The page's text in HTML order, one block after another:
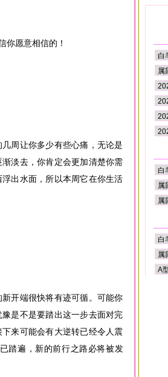
你愿意相信的！
周让你多少有些心痛，无论是
淡去，你肯定会更加清楚你需
出水面，所以本周它在你生活
开端很快将有迹可循。可能你
是不是要踏出这一步去面对完
来可能会有大逆转已经令人震
踏遍，新的前行之路必将被发